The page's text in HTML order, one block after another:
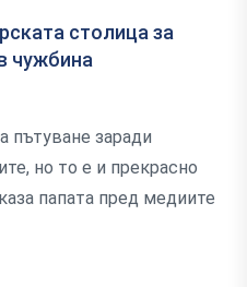
столица за
чужбина
пътуване заради
но то е и прекрасно
папата пред медиите